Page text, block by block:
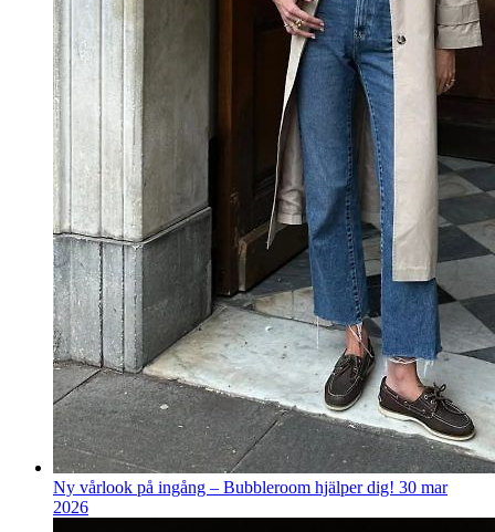
Ny vårlook på ingång – Bubbleroom hjälper dig! 30 mar
2026